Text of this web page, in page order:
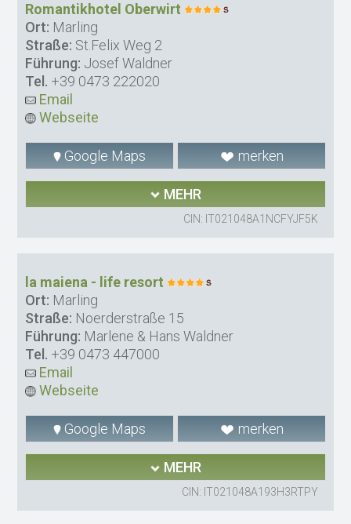
Romantikhotel Oberwirt
Ort: Marling
Straße: St.Felix Weg 2
Führung: Josef Waldner
Tel. +39 0473 222020
Email
Webseite
Google Maps merken
MEHR
CIN: IT021048A1NCFYJF5K
la maiena - life resort
Ort: Marling
Straße: Noerderstraße 15
Führung: Marlene & Hans Waldner
Tel. +39 0473 447000
Email
Webseite
Google Maps merken
MEHR
CIN: IT021048A193H3RTPY